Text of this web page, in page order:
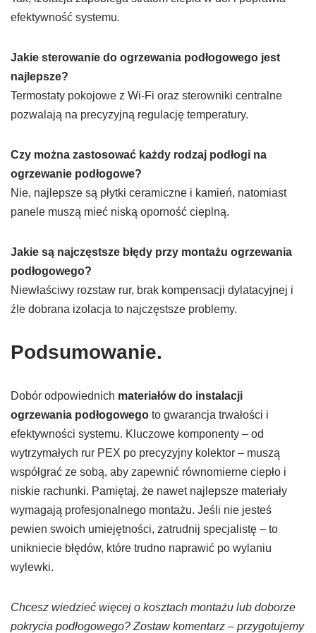
efektywność systemu.
Jakie sterowanie do ogrzewania podłogowego jest
najlepsze?
Termostaty pokojowe z Wi-Fi oraz sterowniki centralne
pozwalają na precyzyjną regulację temperatury.
Czy można zastosować każdy rodzaj podłogi na
ogrzewanie podłogowe?
Nie, najlepsze są płytki ceramiczne i kamień, natomiast
panele muszą mieć niską oporność cieplną.
Jakie są najczęstsze błędy przy montażu ogrzewania
podłogowego?
Niewłaściwy rozstaw rur, brak kompensacji dylatacyjnej i
źle dobrana izolacja to najczęstsze problemy.
Podsumowanie.
Dobór odpowiednich materiałów do instalacji
ogrzewania podłogowego to gwarancja trwałości i
efektywności systemu. Kluczowe komponenty – od
wytrzymałych rur PEX po precyzyjny kolektor – muszą
współgrać ze sobą, aby zapewnić równomierne ciepło i
niskie rachunki. Pamiętaj, że nawet najlepsze materiały
wymagają profesjonalnego montażu. Jeśli nie jesteś
pewien swoich umiejętności, zatrudnij specjalistę – to
unikniecie błędów, które trudno naprawić po wylaniu
wylewki.
Chcesz wiedzieć więcej o kosztach montażu lub doborze
pokrycia podłogowego? Zostaw komentarz – przygotujemy